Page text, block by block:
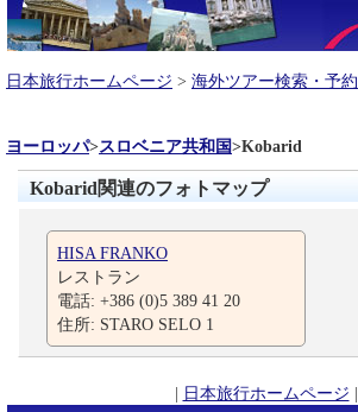
日本旅行ホームページ > 海外ツアー検索・予約
ヨーロッパ>スロベニア共和国>Kobarid
Kobarid関連のフォトマップ
HISA FRANKO
レストラン
電話: +386 (0)5 389 41 20
住所: STARO SELO 1
| 日本旅行ホームページ |